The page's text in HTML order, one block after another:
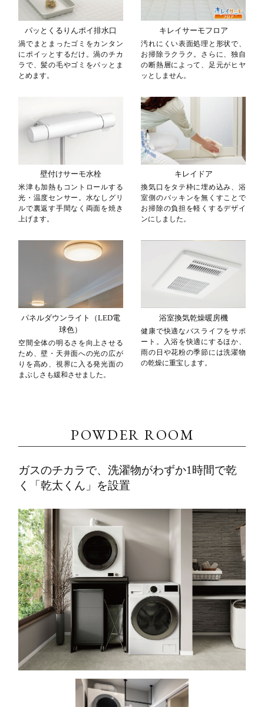
パッとくるりんポイ排水口
渦でまとまったゴミをカンタン
にポイッとするだけ。渦のチカ
ラで、髪の毛やゴミをパッとま
とめます。
キレイサーモフロア
汚れにくい表面処理と形状で、
お掃除ラクラク。さらに、独自
の断熱層によって、足元がヒヤ
ッとしません。
壁付けサーモ水栓
米津も加熱もコントロールする
光・温度センサー。水なしグリ
ルで裏返す手間なく両面を焼き
上げます。
キレイドア
換気口をタテ枠に埋め込み、浴
室側のパッキンを無くすことで
お掃除の負担を軽くするデザイ
ンにしました。
パネルダウンライト（LED電
球色）
空間全体の明るさを向上させる
ため、壁・天井面への光の広が
りを高め、視界に入る発光面の
まぶしさも緩和させました。
浴室換気乾燥暖房機
健康で快適なバスライフをサポ
ート。入浴を快適にするほか、
雨の日や花粉の季節には洗濯物
の乾燥に重宝します。
POWDER ROOM
ガスのチカラで、洗濯物がわずか1時間で乾
く「乾太くん」を設置